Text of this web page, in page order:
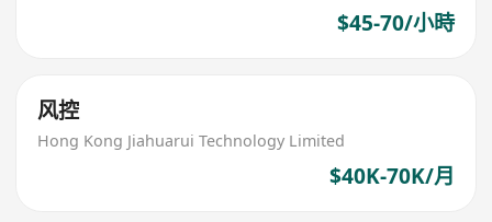
$45-70/小時
风控
Hong Kong Jiahuarui Technology Limited
$40K-70K/月